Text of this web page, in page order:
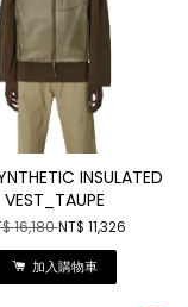
INSULATED
VEST_TAUPE
16,180NT$ 11,326
加入購物車